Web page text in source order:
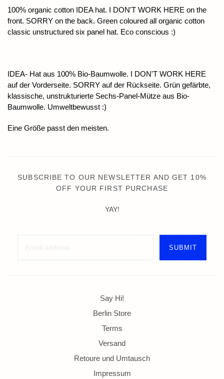
100% organic cotton IDEA hat. I DON'T WORK HERE on the
front. SORRY on the back. Green coloured all organic cotton
classic unstructured six panel hat. Eco conscious :)
IDEA- Hat aus 100% Bio-Baumwolle. I DON'T WORK HERE
auf der Vorderseite. SORRY auf der Rückseite. Grün gefärbte,
klassische, unstrukturierte Sechs-Panel-Mütze aus Bio-
Baumwolle. Umweltbewusst :)
Eine Größe passt den meisten.
SUBSCRIBE TO OUR NEWSLETTER AND GET 10%
OFF YOUR FIRST PURCHASE
YAY!
Say Hi!
Berlin Store
Terms
Versand
Retoure und Umtausch
Impressum